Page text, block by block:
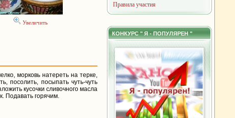
Увеличить
морковь натереть на терке,
посолить, посыпать чуть-чуть
кусочки сливочного масла
Подавать горячим.
Правила участия
КОНКУРС " Я - ПОПУЛЯРЕН "